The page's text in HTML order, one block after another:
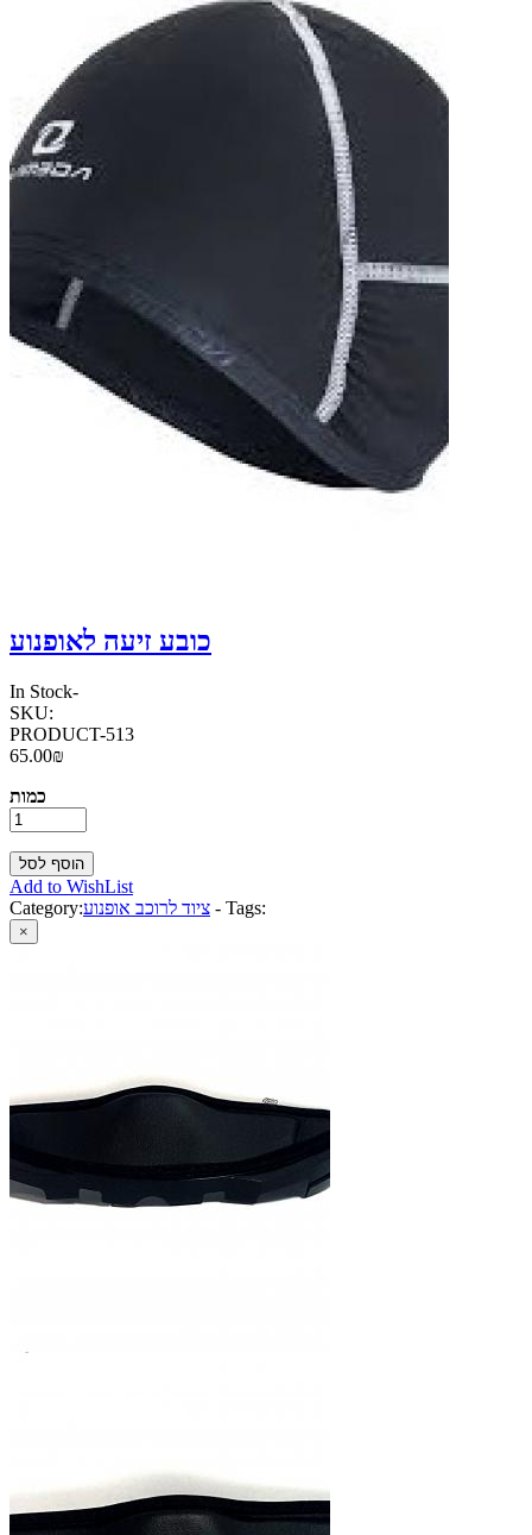
כובע זיעה לאופנוע
In Stock-
SKU:
PRODUCT-513
65.00₪
כמות
Add to WishList
Category:ציוד לרוכב אופנוע - Tags:
×